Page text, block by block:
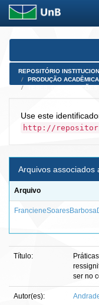
Skip
REPOSITÓRIO
PRODUÇÃO
Use este
http://
Arquivos associados
Arquivo
Título:
ser no
Autor(es):